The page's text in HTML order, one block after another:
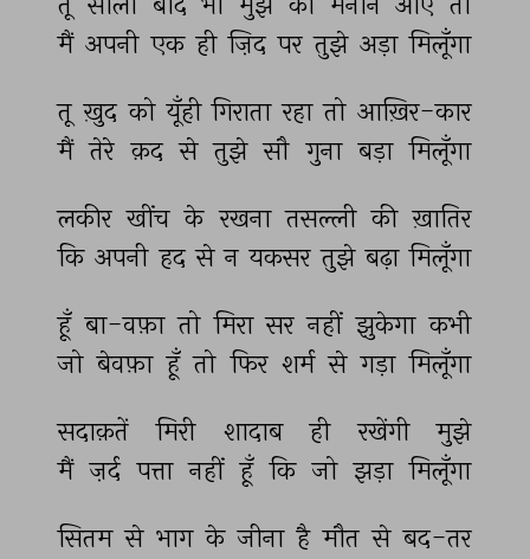
मैं अपनी एक ही ज़िद पर तुझे अड़ा मिलूँगा
तू ख़ुद को यूँही गिराता रहा तो आख़िर-कार
मैं तेरे क़द से तुझे सौ गुना बड़ा मिलूँगा
लकीर खींच के रखना तसल्ली की ख़ातिर
कि अपनी हद से न यकसर तुझे बढ़ा मिलूँगा
हूँ बा-वफ़ा तो मिरा सर नहीं झुकेगा कभी
जो बेवफ़ा हूँ तो फिर शर्म से गड़ा मिलूँगा
सदाक़तें मिरी शादाब ही रखेंगी
मुझे
मैं ज़र्द पत्ता नहीं हूँ कि जो झड़ा मिलूँगा
सितम से भाग के जीना है मौत से बद-तर